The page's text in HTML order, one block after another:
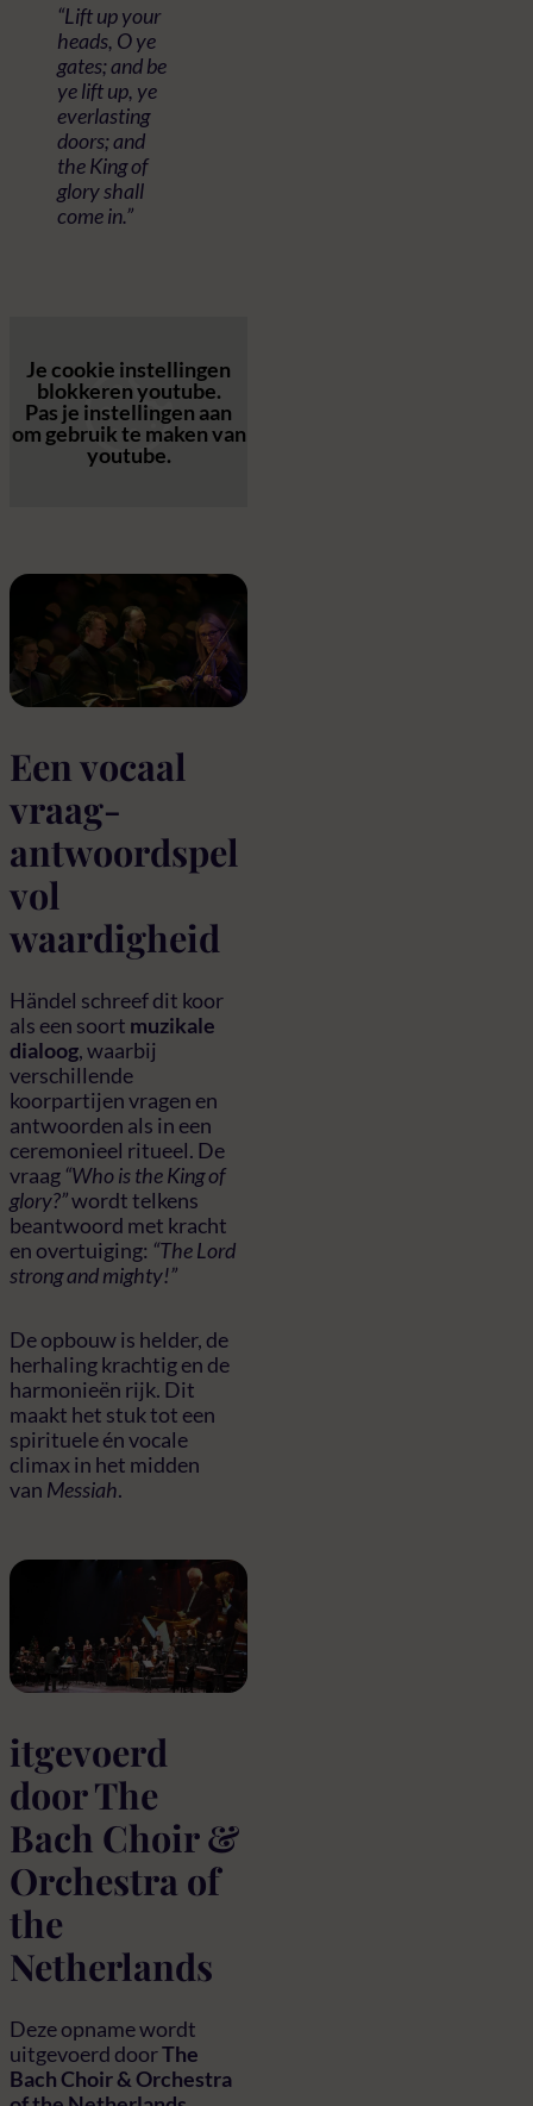
“Lift up your
heads, O ye
gates; and be
ye lift up, ye
everlasting
doors; and
the King of
glory shall
come in.”
Je cookie instellingen
blokkeren youtube.
Pas je instellingen aan
om gebruik te maken van
youtube.
Een vocaal
vraag-
antwoordspel
vol
waardigheid
Händel schreef dit koor
als een soort muzikale
dialoog, waarbij
verschillende
koorpartijen vragen en
antwoorden als in een
ceremonieel ritueel. De
vraag “Who is the King of
glory?”wordt telkens
beantwoord met kracht
en overtuiging: “The Lord
strong and mighty!”
De opbouw is helder, de
herhaling krachtig en de
harmonieën rijk. Dit
maakt het stuk tot een
spirituele én vocale
climax in het midden
van Messiah.
itgevoerd
door The
Bach Choir &
Orchestra of
the
Netherlands
Deze opname wordt
uitgevoerd doorThe
Bach Choir & Orchestra